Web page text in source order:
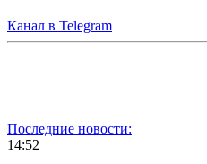
Канал в Telegram
Последние новости:
14:52